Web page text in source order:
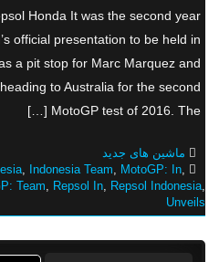
Honda It was the second year
official presentation to be held in
a pit stop for Marc Marquez and
heading to Australia for the second
MotoGP test of 2016. The […]
ماشین های جدید
,Indonesia Team,MotoGP: In
Team,Repsol In,Repsol Indonesia
Unveils